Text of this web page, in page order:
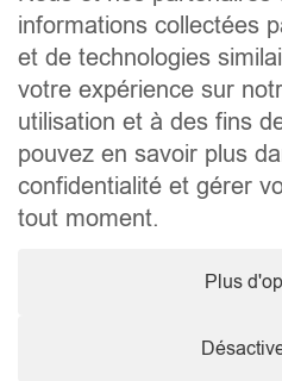
Acheter
Louer
Vendre
Contact
Liens utiles
Conseils pratiques pour
Préparer un déménagement
Documents utiles
Notaire.be
Agent immobilier courtier,
informations collectées
et de technologies
votre expérience sur
utilisation et à des fins
pouvez en savoir plus
confidentialité et gérer
tout moment.
Plus